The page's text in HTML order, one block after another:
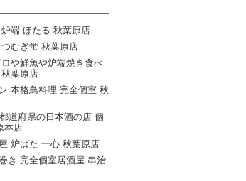
端 ほたる 秋葉原店
むぎ蛍 秋葉原店
や鮮魚や炉端焼き食べ
葉原店
本格鳥料理 完全個室 秋
道府県の日本酒の店 個
本店
炉ばた 一心 秋葉原店
き 完全個室居酒屋 串治